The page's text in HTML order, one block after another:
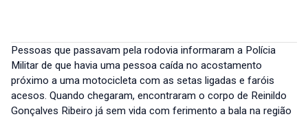
Pessoas que passavam pela rodovia informaram a Polícia
Militar de que havia uma pessoa caída no acostamento
próximo a uma motocicleta com as setas ligadas e faróis
acesos. Quando chegaram, encontraram o corpo de Reinildo
Gonçalves Ribeiro já sem vida com ferimento a bala na região